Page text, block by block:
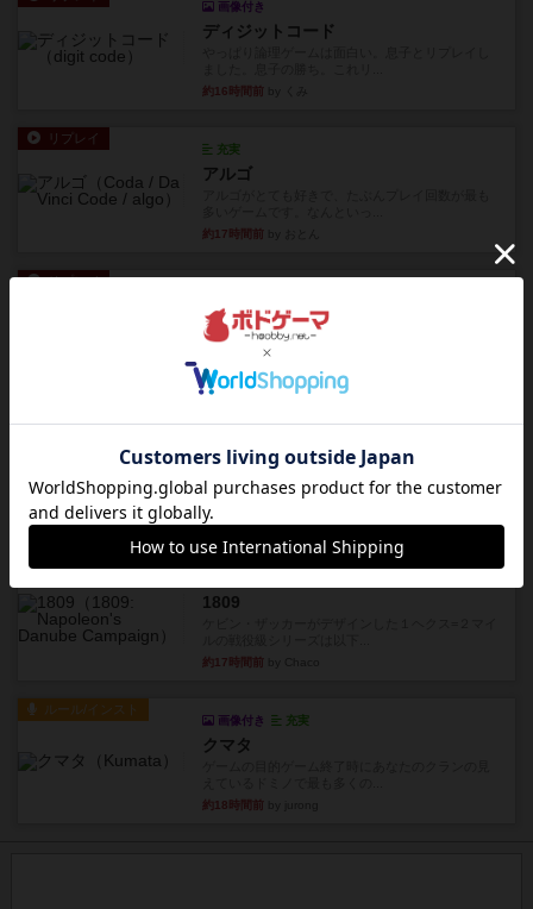
画像付き
ディジットコード
約16時間前
リプレイ
充実
アルゴ
約17時間前
リプレイ
タイムボム
僕はホントに嘘が下手なようで、すぐバレますみ
んなホント、嘘が上手ですよ...
約17時間前by あまる
レビュー
タイムボム
まず簡単で軽い！大人数で遊べる！それなのに小
箱！何より楽しい！！正体隠...
約17時間前
レビュー
1809
約17時間前
ルール/インスト
画像付き 充実
クマタ
約18時間前